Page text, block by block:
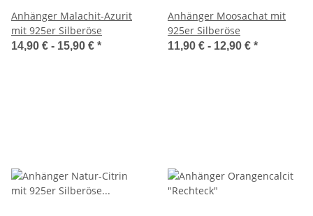
Anhänger Malachit-Azurit
mit 925er Silberöse
14,90 € - 15,90 € *
Anhänger Moosachat mit
925er Silberöse
11,90 € - 12,90 € *